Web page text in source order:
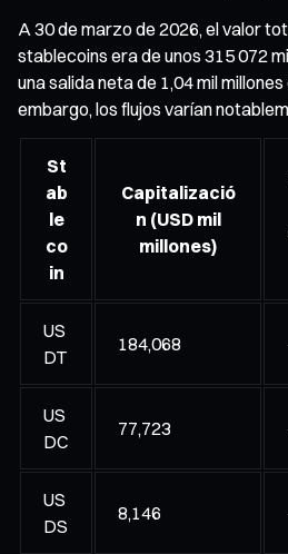
A 30 de marzo de 2026, el valor
stablecoins era de unos 315 072
una salida neta de 1,04 mil
embargo, los flujos varían
St
ab
le
co
in
Capitalizació
n (USD mil
millones)
US
DT
184,068
US
DC
77,723
US
DS
8,146